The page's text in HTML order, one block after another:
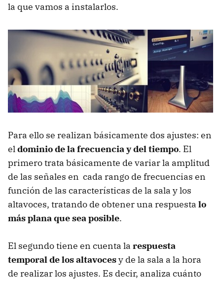
la que vamos a instalarlos.
Para ello se realizan básicamente dos ajustes: en
eldominio de la frecuencia y del tiempo. El
primero trata básicamente de variar la amplitud
de las señales en cada rango de frecuencias en
función de las características de la sala y los
altavoces, tratando de obtener una respuesta lo
más plana que sea posible.
El segundo tiene en cuenta la respuesta
temporal de los altavocesy de la sala a la hora
de realizar los ajustes. Es decir, analiza cuánto